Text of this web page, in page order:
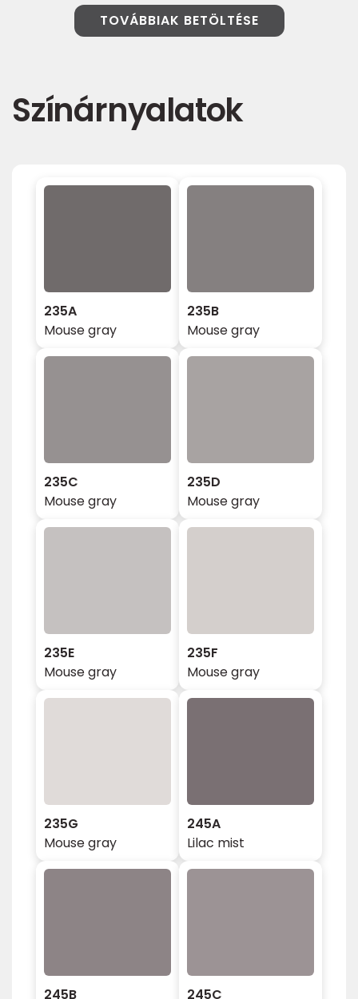
TOVÁBBIAK BETÖLTÉSE
Színárnyalatok
235A
Mouse gray
235B
Mouse gray
235C
Mouse gray
235D
Mouse gray
235E
Mouse gray
235F
Mouse gray
235G
Mouse gray
245A
Lilac mist
245B 245C